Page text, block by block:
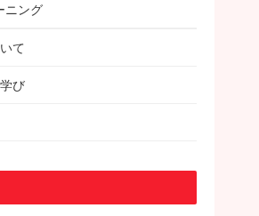
ニング
て
び